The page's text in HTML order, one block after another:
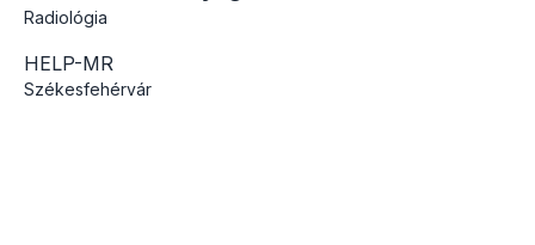
Radiológia
HELP-MR
Székesfehérvár